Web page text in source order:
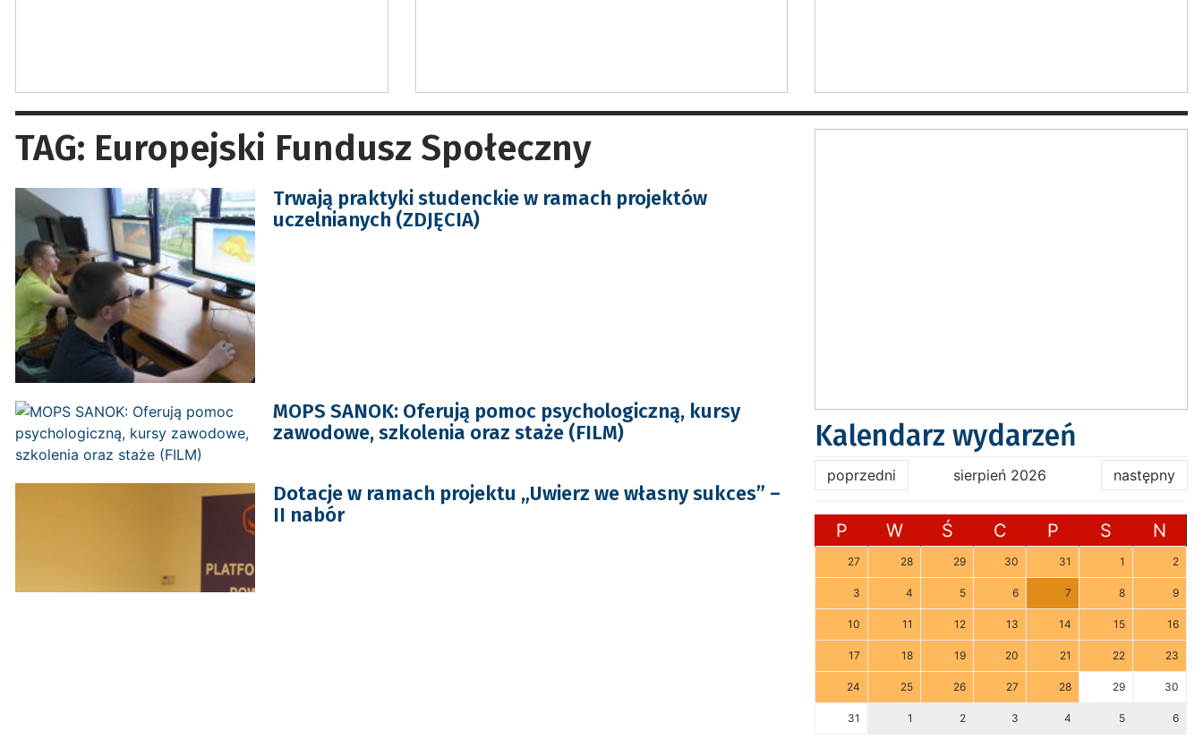
TAG: Europejski Fundusz Społeczny
Trwają praktyki studenckie w ramach projektów
uczelnianych (ZDJĘCIA)
MOPS SANOK: Oferują pomoc psychologiczną, kursy
zawodowe, szkolenia oraz staże (FILM)
Dotacje w ramach projektu „Uwierz we własny sukces” –
II nabór
Kalendarz wydarzeń
poprzedni sierpień 2026 następny
P W Ś C P S N
27 28 29 30 31 1 2
3 4 5 6 7 8 9
10 11 12 13 14 15 16
17 18 19 20 21 22 23
24 25 26 27 28 29 30
31 1 2 3 4 5 6